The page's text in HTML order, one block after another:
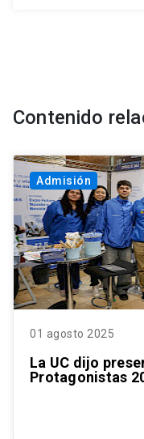
Contenido
Admisión
01 agosto 2025
La UC dijo
Protagonistas